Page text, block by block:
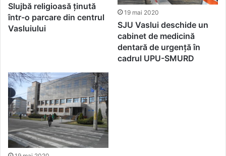
Slujbă religioasă ținută
într-o parcare din centrul
Vasluiului
19 mai 2020
SJU Vaslui deschide un
cabinet de medicină
dentară de urgență în
cadrul UPU-SMURD